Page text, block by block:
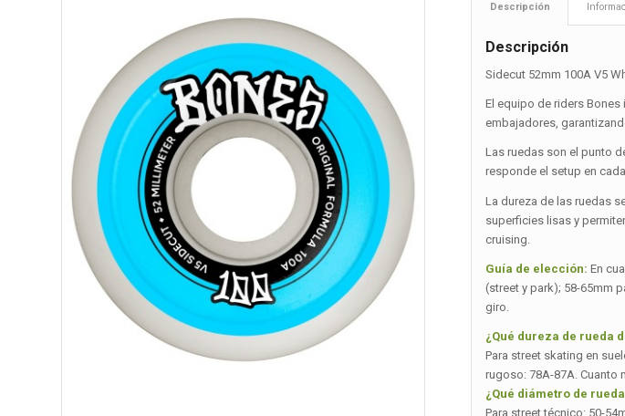
Descripción
Descripción
Sidecut 52mm 100A V5
El equipo de riders
embajadores,
Las ruedas son el punto
responde el setup en
La dureza de las ruedas
superficies lisas y
cruising.
Guía de elección: En
(street y park); 58-65mm
giro.
¿Qué dureza de rueda
Para street skating en
rugoso: 78A-87A. Cuanto
¿Qué diámetro de
Para street técnico: 50-